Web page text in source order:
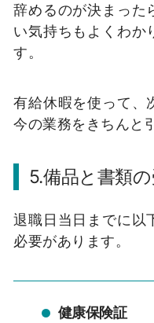
辞めるのが決まった
い気持ちもよくわか
す。
有給休暇を使って、
今の業務をきちんと
5.備品と書類
退職日当日までに以
必要があります。
健康保険証